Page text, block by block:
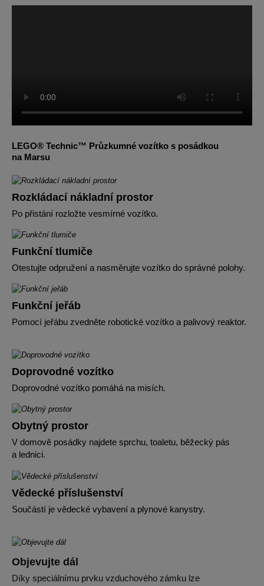
LEGO® Technic™ Průzkumné vozítko s posádkou
na Marsu
Rozkládací nákladní prostor
Po přistání rozložte vesmírné vozítko.
Funkční tlumiče
Otestujte odpružení a nasměrujte vozítko do správné polohy.
Funkční jeřáb
Pomocí jeřábu zvedněte robotické vozítko a palivový reaktor.
Doprovodné vozítko
Doprovodné vozítko pomáhá na misích.
Obytný prostor
V domově posádky najdete sprchu, toaletu, běžecký pás
a lednici.
Vědecké příslušenství
Součástí je vědecké vybavení a plynové kanystry.
Objevujte dál
Díky speciálnímu prvku vzduchového zámku lze